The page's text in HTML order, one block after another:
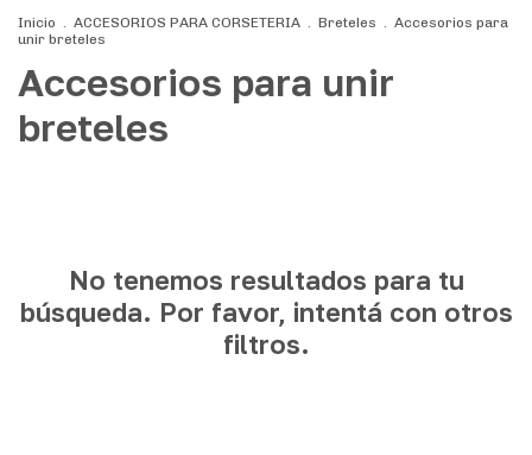
Inicio . ACCESORIOS PARA CORSETERIA . Breteles . Accesorios para
unir breteles
Accesorios para unir
breteles
No tenemos resultados para tu
búsqueda. Por favor, intentá con otros
filtros.